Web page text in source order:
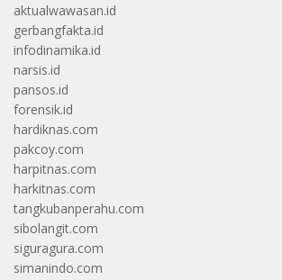
aktualwawasan.id
gerbangfakta.id
infodinamika.id
narsis.id
pansos.id
forensik.id
hardiknas.com
pakcoy.com
harpitnas.com
harkitnas.com
tangkubanperahu.com
sibolangit.com
siguragura.com
simanindo.com